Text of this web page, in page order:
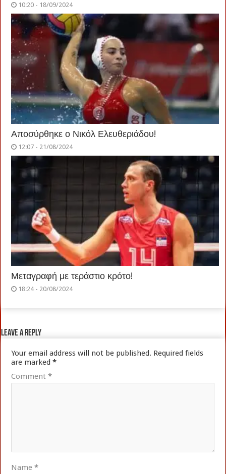
10:20 - 18/09/2024
Αποσύρθηκε ο Νικόλ Ελευθεριάδου!
12:07 - 21/08/2024
Μεταγραφή με τεράστιο κρότο!
18:24 - 20/08/2024
Leave a Reply
Your email address will not be published. Required fields
are marked*
Comment*
Name*